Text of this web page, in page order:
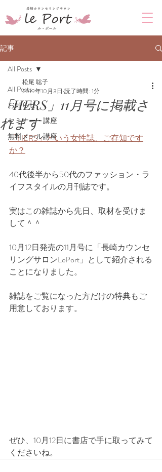
記事
All Posts
お知らせ
セミナー・講座
無料メール講座
All Posts
「HERS」11月号に掲載さ
れます
松尾 聡子
2019年10月3日 読了時間: 1分
「HERS」という女性誌、ご存知です
か？
40代後半から50代のファッション・ラ
イフスタイルの月刊誌です。
実はこの雑誌から先日、取材を受けま
して＾＾
10月12日発売の11月号に「長崎カウンセ
リングサロンLePort」として紹介される
ことになりました。
雑誌をご覧になった方だけの特典もご
用意しております。
ぜひ、10月12日に書店で手に取ってみて
くださいね。